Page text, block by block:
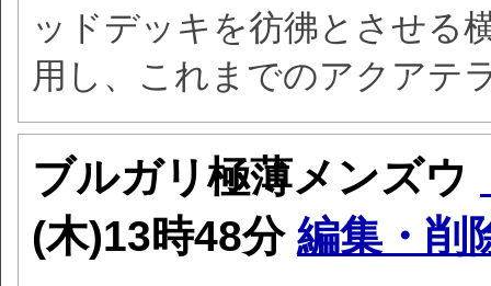
ッドデッキを彷彿とさせる
用し、これまでのアクアテ
ブルガリ極薄メンズウ
(木)13時48分 編集・削